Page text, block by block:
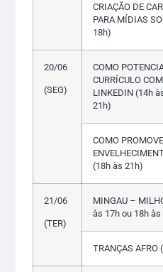
CRIAÇÃO DE
PARA MÍDIAS
18h)
20/06
(SEG)
COMO
CURRÍCULO
LINKEDIN (14h
21h)
COMO
(18h às 21h)
21/06
(TER)
MINGAU –
às 17h ou 18h às
TRANÇAS AFRO